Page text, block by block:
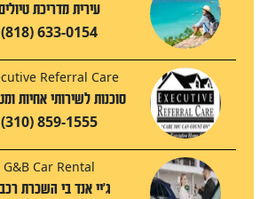
עירית מדריכת
(818) 633-0154
Referral Care
סוכנות לשירותי אחיות
(310) 859-1555
G&B Car Rental
ג'יי אנד בי השכרת